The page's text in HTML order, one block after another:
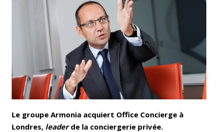
Email Facebook
Bluesky Whatsapp
Le groupe Armonia acquiert Office Concierge à
Londres, leaderde la conciergerie privée.